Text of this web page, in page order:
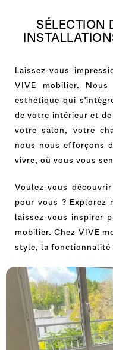
SÉLECTION
Laissez-vous
VIVE mobilier.
esthétique qui
de votre intérieur et
votre salon, votre
nous nous efforçons
vivre, où vous vous
Voulez-vous
pour vous ? Explorez
laissez-vous inspirer
mobilier. Chez VIVE
style, la fonctionnalité